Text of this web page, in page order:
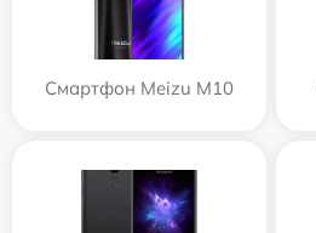
Смартфон Meizu M10